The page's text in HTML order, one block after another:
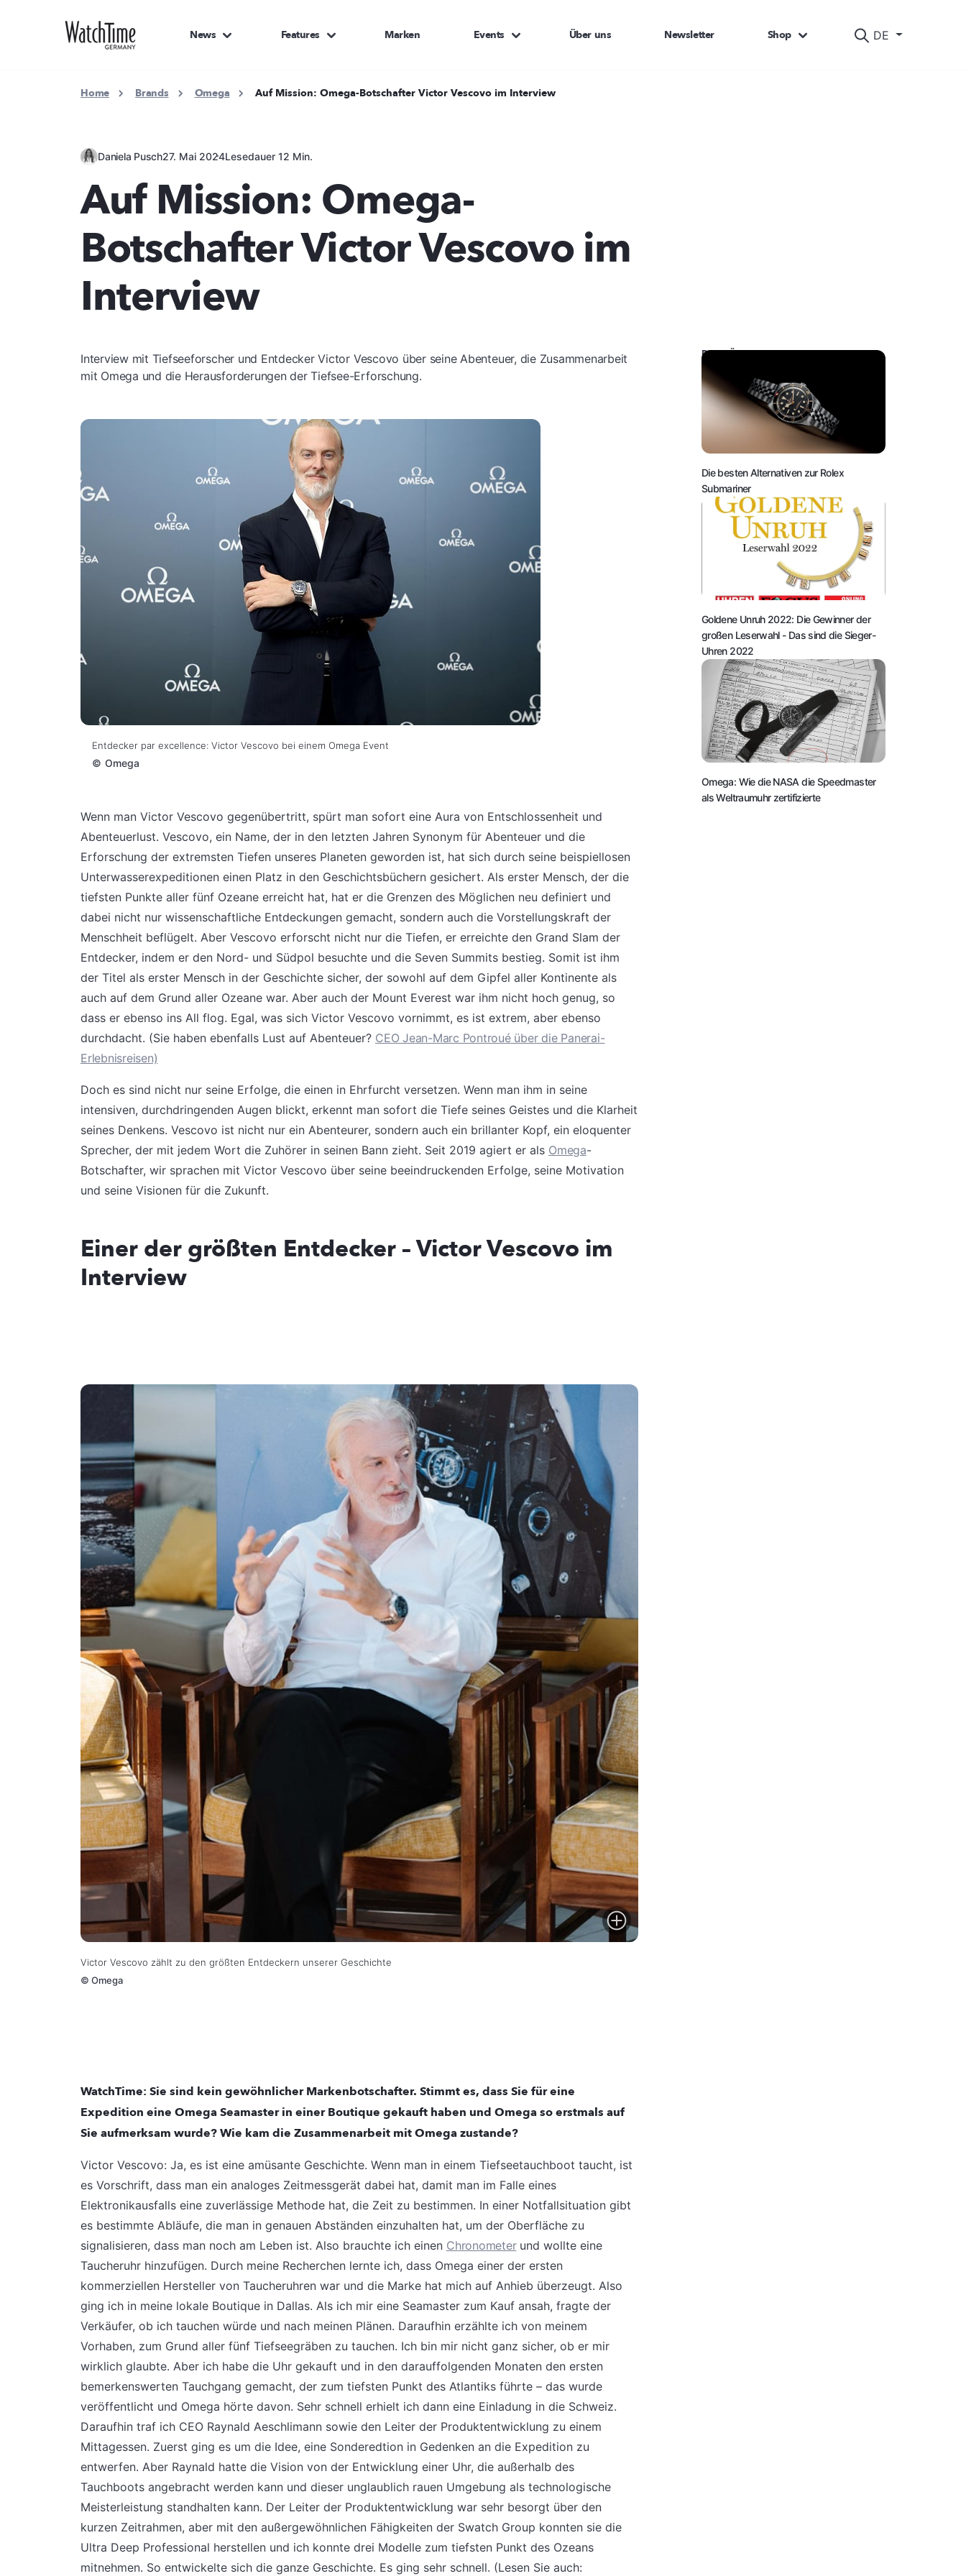
DE
News Features Marken Events Über uns Newsletter Shop
Home Brands Omega Auf Mission: Omega-Botschafter Victor Vescovo im Interview
Daniela Pusch27. Mai 2024Lesedauer 12 Min.
Auf Mission: Omega-
Botschafter Victor Vescovo im
Interview
Interview mit Tiefseeforscher und Entdecker Victor Vescovo über seine Abenteuer, die Zusammenarbeit
mit Omega und die Herausforderungen der Tiefsee-Erforschung.
Entdecker par excellence: Victor Vescovo bei einem Omega Event
© Omega
Wenn man Victor Vescovo gegenübertritt, spürt man sofort eine Aura von Entschlossenheit und
Abenteuerlust. Vescovo, ein Name, der in den letzten Jahren Synonym für Abenteuer und die
Erforschung der extremsten Tiefen unseres Planeten geworden ist, hat sich durch seine beispiellosen
Unterwasserexpeditionen einen Platz in den Geschichtsbüchern gesichert. Als erster Mensch, der die
tiefsten Punkte aller fünf Ozeane erreicht hat, hat er die Grenzen des Möglichen neu definiert und
dabei nicht nur wissenschaftliche Entdeckungen gemacht, sondern auch die Vorstellungskraft der
Menschheit beflügelt. Aber Vescovo erforscht nicht nur die Tiefen, er erreichte den Grand Slam der
Entdecker, indem er den Nord- und Südpol besuchte und die Seven Summits bestieg. Somit ist ihm
der Titel als erster Mensch in der Geschichte sicher, der sowohl auf dem Gipfel aller Kontinente als
auch auf dem Grund aller Ozeane war. Aber auch der Mount Everest war ihm nicht hoch genug, so
dass er ebenso ins All flog. Egal, was sich Victor Vescovo vornimmt, es ist extrem, aber ebenso
durchdacht. (Sie haben ebenfalls Lust auf Abenteuer? CEO Jean-Marc Pontroué über die Panerai-
Erlebnisreisen)
Doch es sind nicht nur seine Erfolge, die einen in Ehrfurcht versetzen. Wenn man ihm in seine
intensiven, durchdringenden Augen blickt, erkennt man sofort die Tiefe seines Geistes und die Klarheit
seines Denkens. Vescovo ist nicht nur ein Abenteurer, sondern auch ein brillanter Kopf, ein eloquenter
Sprecher, der mit jedem Wort die Zuhörer in seinen Bann zieht. Seit 2019 agiert er als Omega-
Botschafter, wir sprachen mit Victor Vescovo über seine beeindruckenden Erfolge, seine Motivation
und seine Visionen für die Zukunft.
Einer der größten Entdecker – Victor Vescovo im
Interview
Victor Vescovo zählt zu den größten Entdeckern unserer Geschichte
© Omega
WatchTime: Sie sind kein gewöhnlicher Markenbotschafter. Stimmt es, dass Sie für eine
Expedition eine Omega Seamaster in einer Boutique gekauft haben und Omega so erstmals auf
Sie aufmerksam wurde? Wie kam die Zusammenarbeit mit Omega zustande?
Victor Vescovo: Ja, es ist eine amüsante Geschichte. Wenn man in einem Tiefseetauchboot taucht, ist
es Vorschrift, dass man ein analoges Zeitmessgerät dabei hat, damit man im Falle eines
Elektronikausfalls eine zuverlässige Methode hat, die Zeit zu bestimmen. In einer Notfallsituation gibt
es bestimmte Abläufe, die man in genauen Abständen einzuhalten hat, um der Oberfläche zu
signalisieren, dass man noch am Leben ist. Also brauchte ich einen Chronometerund wollte eine
Taucheruhr hinzufügen. Durch meine Recherchen lernte ich, dass Omega einer der ersten
kommerziellen Hersteller von Taucheruhren war und die Marke hat mich auf Anhieb überzeugt. Also
ging ich in meine lokale Boutique in Dallas. Als ich mir eine Seamaster zum Kauf ansah, fragte der
Verkäufer, ob ich tauchen würde und nach meinen Plänen. Daraufhin erzählte ich von meinem
Vorhaben, zum Grund aller fünf Tiefseegräben zu tauchen. Ich bin mir nicht ganz sicher, ob er mir
wirklich glaubte. Aber ich habe die Uhr gekauft und in den darauffolgenden Monaten den ersten
bemerkenswerten Tauchgang gemacht, der zum tiefsten Punkt des Atlantiks führte – das wurde
veröffentlicht und Omega hörte davon. Sehr schnell erhielt ich dann eine Einladung in die Schweiz.
Daraufhin traf ich CEO Raynald Aeschlimann sowie den Leiter der Produktentwicklung zu einem
Mittagessen. Zuerst ging es um die Idee, eine Sonderedtion in Gedenken an die Expedition zu
entwerfen. Aber Raynald hatte die Vision von der Entwicklung einer Uhr, die außerhalb des
Tauchboots angebracht werden kann und dieser unglaublich rauen Umgebung als technologische
Meisterleistung standhalten kann. Der Leiter der Produktentwicklung war sehr besorgt über den
kurzen Zeitrahmen, aber mit den außergewöhnlichen Fähigkeiten der Swatch Group konnten sie die
Ultra Deep Professional herstellen und ich konnte drei Modelle zum tiefsten Punkt des Ozeans
mitnehmen. So entwickelte sich die ganze Geschichte. Es ging sehr schnell. (Lesen Sie auch:
DAS KÖNNTE SIE AUCH INTERESSIEREN:
Die besten Alternativen zur Rolex
Submariner
Goldene Unruh 2022: Die Gewinner der
großen Leserwahl - Das sind die Sieger-
Uhren 2022
Omega: Wie die NASA die Speedmaster
als Weltraumuhr zertifizierte